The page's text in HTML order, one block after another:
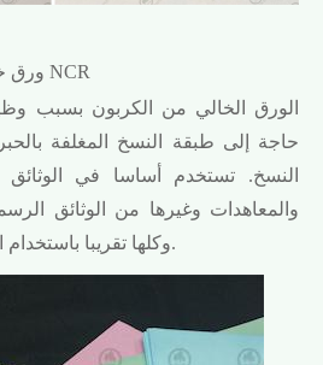
ورق خالي من الكربون/ورق NCR
الورق الخالي من الكربون بسبب
حاجة إلى طبقة النسخ المغلفة
النسخ. تستخدم أساسا في الوثائق
والمعاهدات وغيرها من الوثائق
وكلها تقريبا باستخدام الورق الخالي من الكربون.